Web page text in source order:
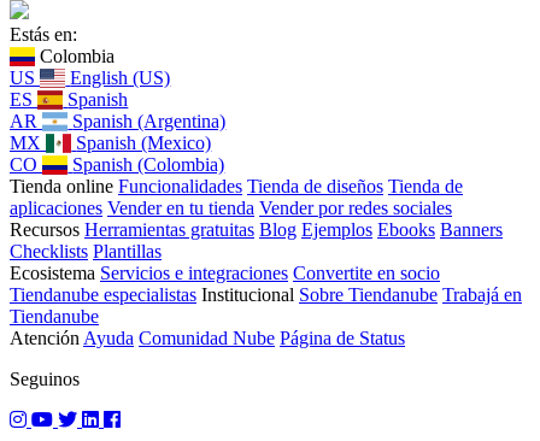
Estás en:
Colombia
US
English (US)
ES
Spanish
AR
Spanish (Argentina)
MX
Spanish (Mexico)
CO
Spanish (Colombia)
Tienda online Funcionalidades Tienda de diseños Tienda de
aplicaciones Vender en tu tienda Vender por redes sociales
Recursos Herramientas gratuitas Blog Ejemplos Ebooks Banners
Checklists Plantillas
Ecosistema Servicios e integraciones Convertite en socio
Tiendanube especialistas Institucional Sobre Tiendanube Trabajá en
Tiendanube
Atención Ayuda Comunidad Nube Página de Status
Seguinos